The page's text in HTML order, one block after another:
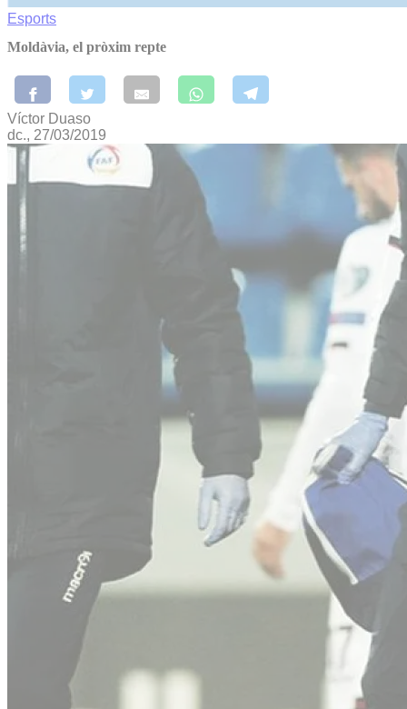
Esports
Moldàvia, el pròxim repte
Víctor Duaso
dc., 27/03/2019